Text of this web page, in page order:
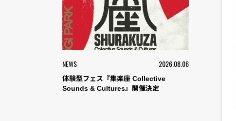
NEWS 2026.08.06
体験型フェス『集楽座 Collective
Sounds & Cultures』開催決定